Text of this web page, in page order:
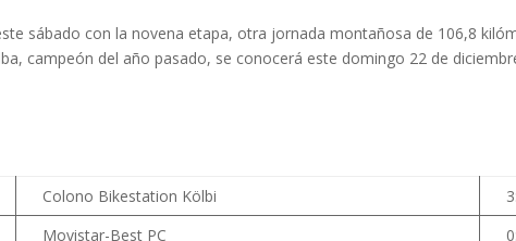
sábado con la novena etapa, otra jornada montañosa de 106,8
campeón del año pasado, se conocerá este domingo 22 de
Colono Bikestation Kölbi
Movistar-Best PC